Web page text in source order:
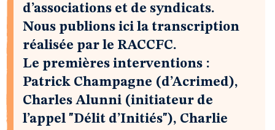
d’associations et de syndicats.
Nous publions ici la transcription
réalisée par le RACCFC.
Le premières interventions :
Patrick Champagne (d’Acrimed),
Charles Alunni (initiateur de
l’appel "Délit d’Initiés"), Charlie